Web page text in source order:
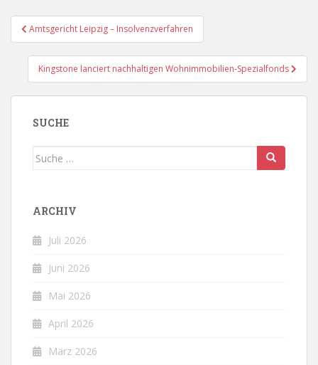
Beitragsnavigation
Amtsgericht Leipzig – Insolvenzverfahren
Kingstone lanciert nachhaltigen Wohnimmobilien-Spezialfonds
SUCHE
Suche
ARCHIV
Juli 2026
Juni 2026
Mai 2026
April 2026
März 2026